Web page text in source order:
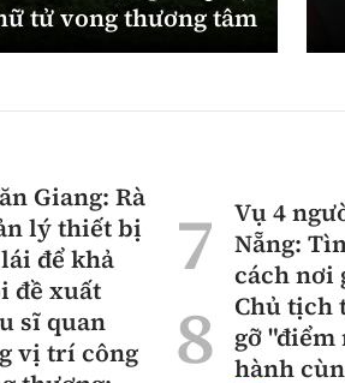
tử vong thương tâm
Giang: Rà
lý thiết bị
để khả
đề xuất
sĩ quan
vị trí công
Vụ 4
Nẵng:
cách nơi
Chủ tịch
gỡ
hành